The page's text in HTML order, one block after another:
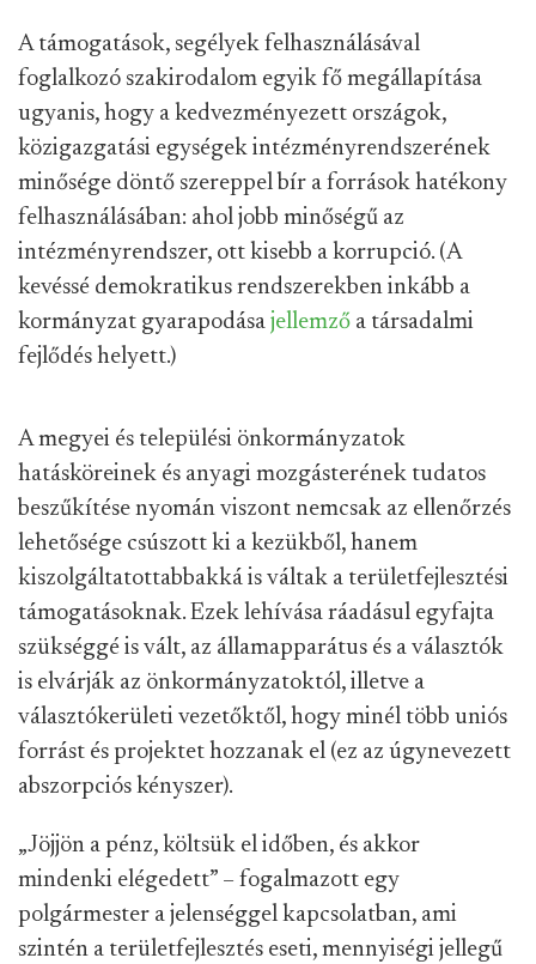
A támogatások, segélyek felhasználásával
foglalkozó szakirodalom egyik fő megállapítása
ugyanis, hogy a kedvezményezett országok,
közigazgatási egységek intézményrendszerének
minősége döntő szereppel bír a források hatékony
felhasználásában: ahol jobb minőségű az
intézményrendszer, ott kisebb a korrupció. (A
kevéssé demokratikus rendszerekben inkább a
kormányzat gyarapodása jellemző a társadalmi
fejlődés helyett.)
A megyei és települési önkormányzatok
hatásköreinek és anyagi mozgásterének tudatos
beszűkítése nyomán viszont nemcsak az ellenőrzés
lehetősége csúszott ki a kezükből, hanem
kiszolgáltatottabbakká is váltak a területfejlesztési
támogatásoknak. Ezek lehívása ráadásul egyfajta
szükséggé is vált, az államapparátus és a választók
is elvárják az önkormányzatoktól, illetve a
választókerületi vezetőktől, hogy minél több uniós
forrást és projektet hozzanak el (ez az úgynevezett
abszorpciós kényszer).
„Jöjjön a pénz, költsük el időben, és akkor
mindenki elégedett” – fogalmazott egy
polgármester a jelenséggel kapcsolatban, ami
szintén a területfejlesztés eseti, mennyiségi jellegű